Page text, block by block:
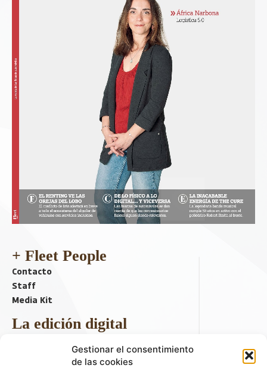
Gestionar el consentimiento
de las cookies
+ Fleet People
Contacto
Staff
Media Kit
La edición digital
Descargar último ejemplar
ir a hemeroteca